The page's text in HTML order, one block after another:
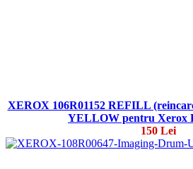
XEROX 106R01152 REFILL
YELLOW pentru Xerox
150 Lei